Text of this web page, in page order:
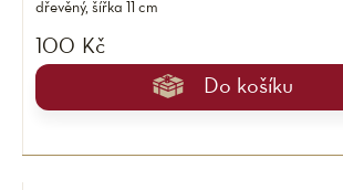
100 Kč
Do košíku
dřevěný, šířka 11 cm